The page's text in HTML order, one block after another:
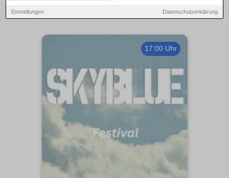
Einstellungen Datenschutzerklärung
17:00 Uhr